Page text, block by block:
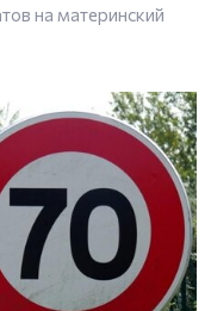
на материнский